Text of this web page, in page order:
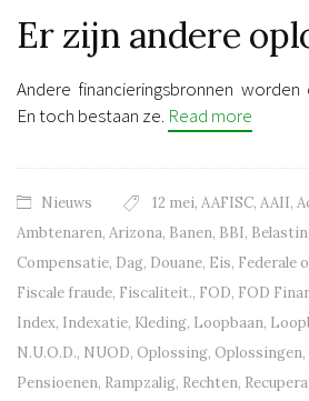
Er zijn andere
Andere financieringsbronnen
En toch bestaan ze. Read more
Nieuws 12 mei, AAFISC, AAII,
Ambtenaren, Arizona, Banen, BBI,
Compensatie, Dag, Douane, Eis, Federale
Fiscale fraude, Fiscaliteit., FOD, FOD
Index, Indexatie, Kleding, Loopbaan,
N.U.O.D., NUOD, Oplossing, Oplossingen,
Pensioenen, Rampzalig, Rechten,